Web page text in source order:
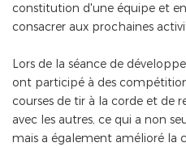
constitution d'une équipe et
consacrer aux prochaines
Lors de la séance de
ont participé à des
courses de tir à la corde et de
avec les autres, ce qui a non
mais a également amélioré la